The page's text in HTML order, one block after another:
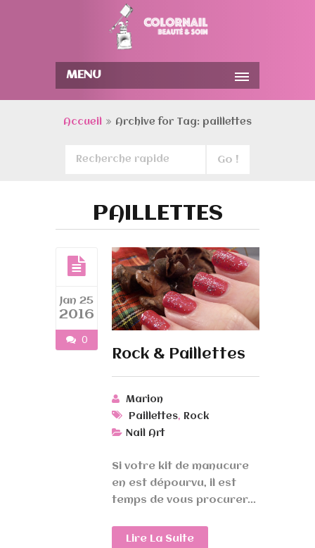
MENU
Accueil Archive for Tag: paillettes
PAILLETTES
Jan 25
2016
0
Rock & Paillettes
Marion
Paillettes, Rock
Nail Art
Si votre kit de manucure
en est dépourvu, il est
temps de vous procurer...
Lire La Suite